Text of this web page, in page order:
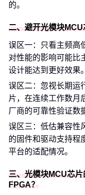
的。
二、避开光模块
误区一：只看主频高
对性能的影响可能比
设计能达到更好效果。
误区二：忽视长期运
片，在连续工作数月
厂商的可靠性验证数
误区三：低估兼容性
的固件和驱动支持程
平台的适配情况。
三、光模块MCU芯
FPGA？